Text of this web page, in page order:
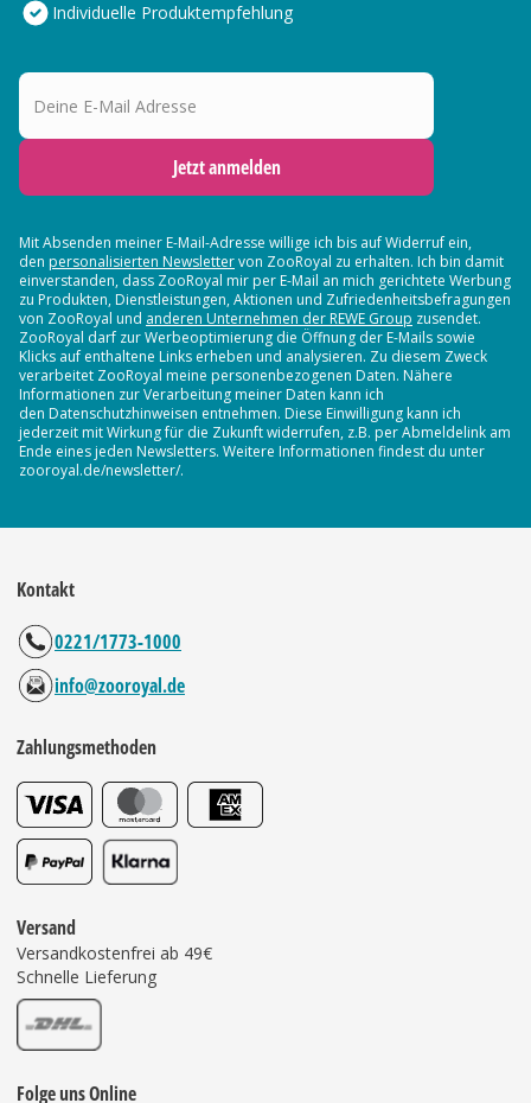
Individuelle Produktempfehlung
Deine E-Mail Adresse
Jetzt anmelden
Mit Absenden meiner E-Mail-Adresse willige ich bis auf Widerruf ein,
den personalisierten Newslettervon ZooRoyal zu erhalten. Ich bin damit
einverstanden, dass ZooRoyal mir per E-Mail an mich gerichtete Werbung
zu Produkten, Dienstleistungen, Aktionen und Zufriedenheitsbefragungen
von ZooRoyal und anderen Unternehmen der REWE Group zusendet.
ZooRoyal darf zur Werbeoptimierung die Öffnung der E-Mails sowie
Klicks auf enthaltene Links erheben und analysieren. Zu diesem Zweck
verarbeitet ZooRoyal meine personenbezogenen Daten. Nähere
Informationen zur Verarbeitung meiner Daten kann ich
den Datenschutzhinweisen entnehmen. Diese Einwilligung kann ich
jederzeit mit Wirkung für die Zukunft widerrufen, z.B. per Abmeldelink am
Ende eines jeden Newsletters. Weitere Informationen findest du unter
zooroyal.de/newsletter/.
Kontakt
0221/1773-1000
info@zooroyal.de
Zahlungsmethoden
Versand
Versandkostenfrei ab 49€
Schnelle Lieferung
Folge uns Online